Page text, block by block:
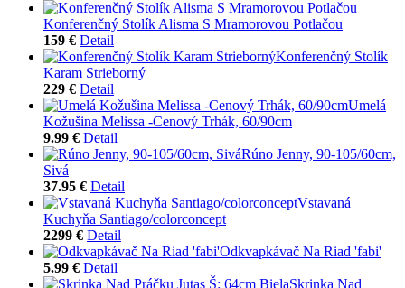
Konferenčný Stolík Alisma S Mramorovou Potlačou
159 € Detail
Konferenčný Stolík
Karam Strieborný
229 € Detail
Umelá
Kožušina Melissa -Cenový Trhák, 60/90cm
9.99 € Detail
Rúno Jenny, 90-105/60cm,
Sivá
37.95 € Detail
Vstavaná
Kuchyňa Santiago/colorconcept
2299 € Detail
Odkvapkávač Na Riad 'fabi'
5.99 € Detail
Skrinka Nad